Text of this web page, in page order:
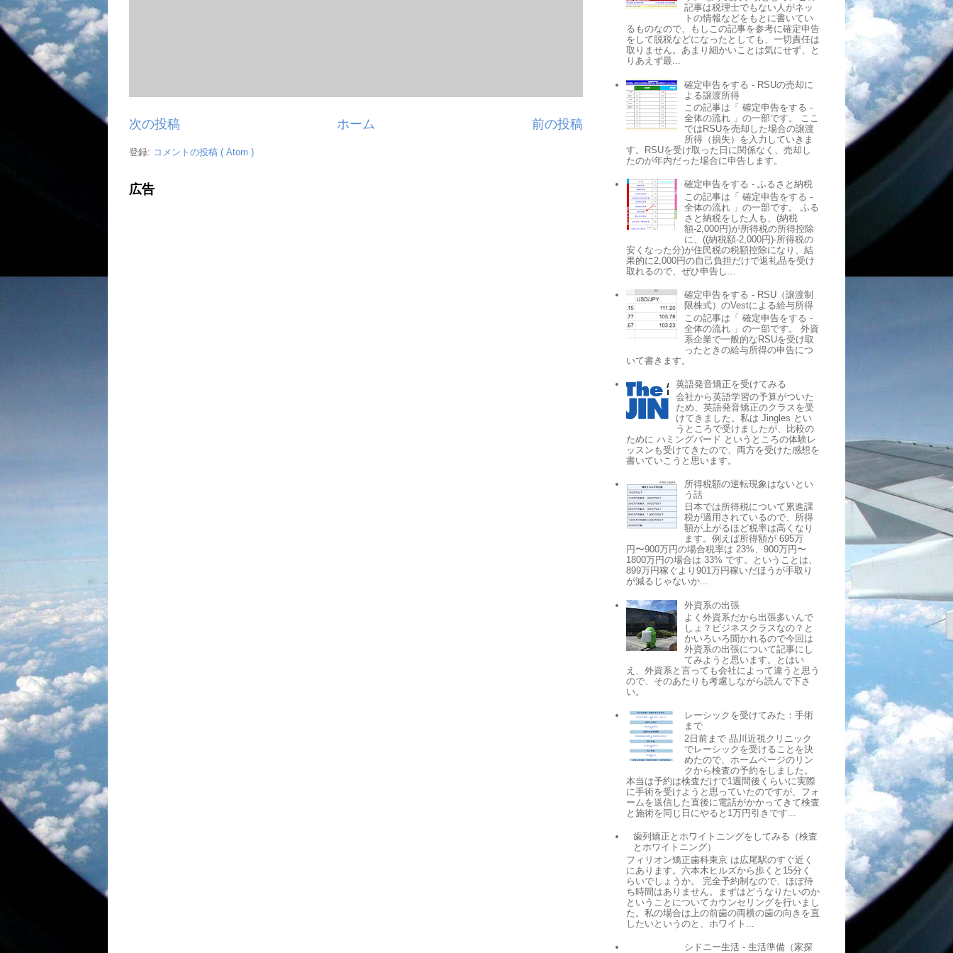
次の投稿 前の投稿
ホーム
登録: コメントの投稿 ( Atom )
広告
記事は税理士でもない人がネッ
トの情報などをもとに書いてい
るものなので、もしこの記事を参考に確定申告
をして脱税などになったとしても、一切責任は
取りません。あまり細かいことは気にせず、と
りあえず最...
確定申告をする - RSUの売却に
よる譲渡所得
この記事は「 確定申告をする -
全体の流れ 」の一部です。 ここ
ではRSUを売却した場合の譲渡
所得（損失）を入力していきま
す。RSUを受け取った日に関係なく、売却し
たのが年内だった場合に申告します。
確定申告をする - ふるさと納税
この記事は「 確定申告をする -
全体の流れ 」の一部です。 ふる
さと納税をした人も、(納税
額-2,000円)が所得税の所得控除
に、((納税額-2,000円)-所得税の
安くなった分)が住民税の税額控除になり、結
果的に2,000円の自己負担だけで返礼品を受け
取れるので、ぜひ申告し...
確定申告をする - RSU（譲渡制
限株式）のVestによる給与所得
この記事は「 確定申告をする -
全体の流れ 」の一部です。 外資
系企業で一般的なRSUを受け取
ったときの給与所得の申告につ
いて書きます。
英語発音矯正を受けてみる
会社から英語学習の予算がついた
ため、英語発音矯正のクラスを受
けてきました。私は Jingles とい
うところで受けましたが、比較の
ために ハミングバード というところの体験レ
ッスンも受けてきたので、両方を受けた感想を
書いていこうと思います。
所得税額の逆転現象はないとい
う話
日本では所得税について累進課
税が適用されているので、所得
額が上がるほど税率は高くなり
ます。例えば所得額が 695万
円〜900万円の場合税率は 23%、900万円〜
1800万円の場合は 33% です。ということは、
899万円稼ぐより901万円稼いだほうが手取り
が減るじゃないか...
外資系の出張
よく外資系だから出張多いんで
しょ？ビジネスクラスなの？と
かいろいろ聞かれるので今回は
外資系の出張について記事にし
てみようと思います。とはい
え、外資系と言っても会社によって違うと思う
ので、そのあたりも考慮しながら読んで下さ
い。
レーシックを受けてみた：手術
まで
2日前まで 品川近視クリニック
でレーシックを受けることを決
めたので、ホームページのリン
クから検査の予約をしました。
本当は予約は検査だけで1週間後くらいに実際
に手術を受けようと思っていたのですが、フォ
ームを送信した直後に電話がかかってきて検査
と施術を同じ日にやると1万円引きです...
歯列矯正とホワイトニングをしてみる（検査
とホワイトニング）
フィリオン矯正歯科東京 は広尾駅のすぐ近く
にあります。六本木ヒルズから歩くと15分く
らいでしょうか。 完全予約制なので、ほぼ待
ち時間はありません。まずはどうなりたいのか
ということについてカウンセリングを行いまし
た。私の場合は上の前歯の両横の歯の向きを直
したいというのと、ホワイト...
シドニー生活 - 生活準備（家探